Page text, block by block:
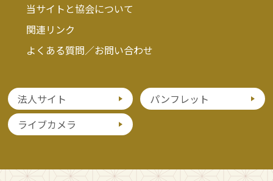
当サイトと協会について
関連リンク
よくある質問／お問い合わせ
法人サイト
パンフレット
ライブカメラ